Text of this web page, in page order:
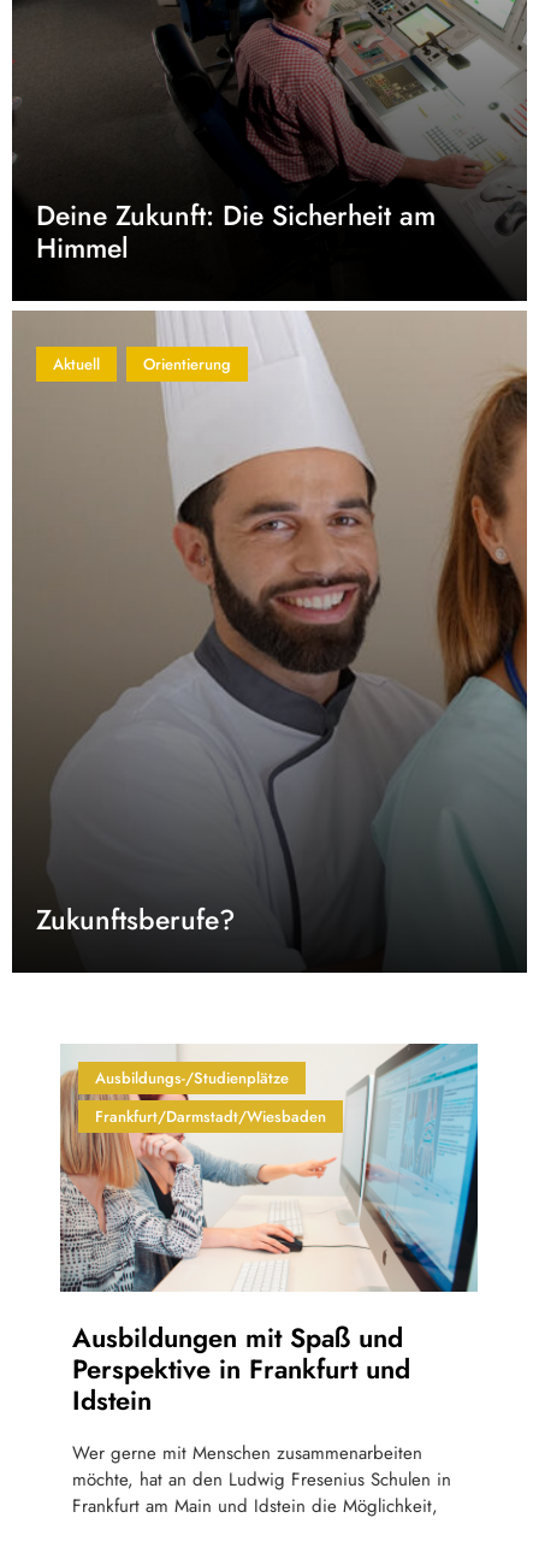
Deine Zukunft: Die Sicherheit am
Himmel
Aktuell Orientierung
Zukunftsberufe?
Ausbildungs-/Studienplätze
Frankfurt/Darmstadt/Wiesbaden
Ausbildungen mit Spaß und
Perspektive in Frankfurt und
Idstein
Wer gerne mit Menschen zusammenarbeiten
möchte, hat an den Ludwig Fresenius Schulen in
Frankfurt am Main und Idstein die Möglichkeit,